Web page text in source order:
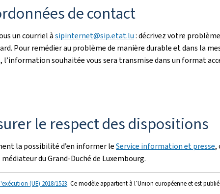
de contact
un courriel àsipinternet@sip.etat.lu: décrivez votre
Pour remédier au problème de manière durable et dans la
souhaitée vous sera transmise dans un format
le respect des dispositions
la possibilité d’en informer leService information et presse,
médiateur du Grand-Duché de Luxembourg.
(UE) 2018/1523. Ce modèle appartient à l’Union européenne et est